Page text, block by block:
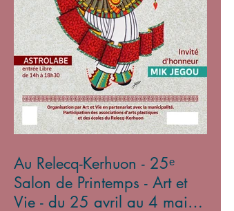
Au Relecq-Kerhuon - 25ᵉ
Salon de Printemps - Art et
Vie - du 25 avril au 4 mai